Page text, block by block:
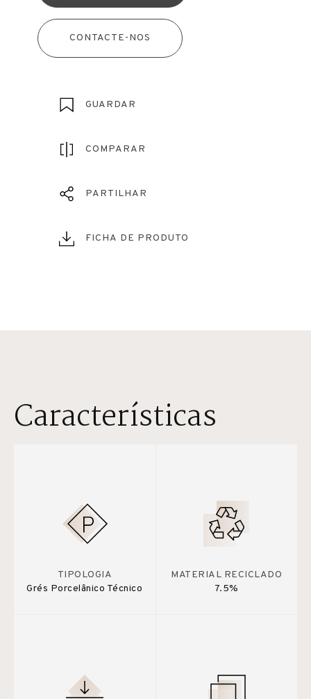
CONTACTE-NOS
GUARDAR
COMPARAR
PARTILHAR
FICHA DE PRODUTO
Características
TIPOLOGIA
Grés Porcelânico Técnico
MATERIAL RECICLADO
7.5%